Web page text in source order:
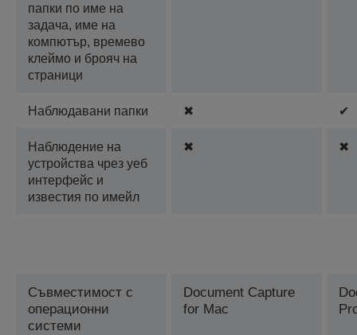
папки по име на
задача, име на
компютър, времево
клеймо и брояч на
страници
Наблюдавани папки ✖ ✔
Наблюдение на
устройства чрез уеб
интерфейс и
известия по имейл
✖ ✖
Съвместимост с
операционни
системи
Document Capture
for Mac